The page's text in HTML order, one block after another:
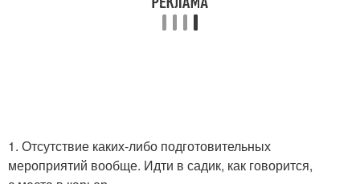
1. Отсутствие каких-либо подготовительных
мероприятий вообще. Идти в садик, как говорится,